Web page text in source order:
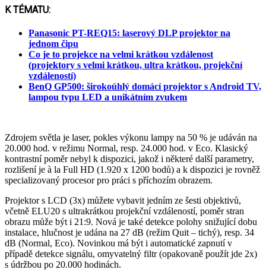
K TÉMATU:
Panasonic PT-REQ15: laserový DLP projektor na
jednom čipu
Co je to projekce na velmi krátkou vzdálenost
(projektory s velmi krátkou, ultra krátkou, projekční
vzdáleností)
BenQ GP500: širokoúhlý domácí projektor s Android TV,
lampou typu LED a unikátním zvukem
Zdrojem světla je laser, pokles výkonu lampy na 50 % je udáván na
20.000 hod. v režimu Normal, resp. 24.000 hod. v Eco. Klasický
kontrastní poměr nebyl k dispozici, jakož i některé další parametry,
rozlišení je à la Full HD (1.920 x 1200 bodů) a k dispozici je rovněž
specializovaný procesor pro práci s příchozím obrazem.
Projektor s LCD (3x) můžete vybavit jedním ze šesti objektivů,
včetně ELU20 s ultrakrátkou projekční vzdáleností, poměr stran
obrazu může být i 21:9. Nová je také detekce polohy snižující dobu
instalace, hlučnost je udána na 27 dB (režim Quit – tichý), resp. 34
dB (Normal, Eco). Novinkou má být i automatické zapnutí v
případě detekce signálu, omyvatelný filtr (opakovaně použít jde 2x)
s údržbou po 20.000 hodinách.